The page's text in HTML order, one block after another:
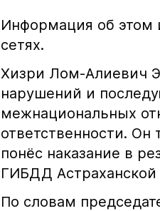
Информация об этом
сетях.
Хизри Лом-Алиевич
нарушений и
межнациональных
ответственности.
понёс наказание в
ГИБДД Астраханской
По словам